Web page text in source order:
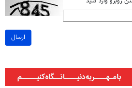
ارسال